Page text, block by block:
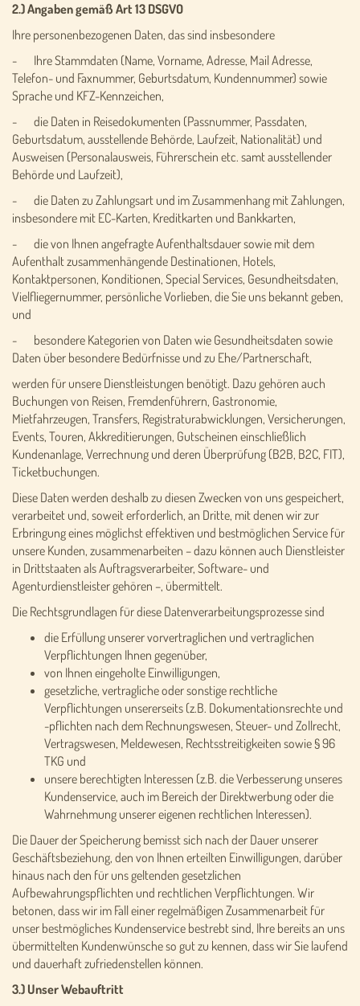
2.) Angaben gemäß Art 13 DSGVO
Ihre personenbezogenen Daten, das sind insbesondere
- Ihre Stammdaten (Name, Vorname, Adresse, Mail Adresse,
Telefon- und Faxnummer, Geburtsdatum, Kundennummer) sowie
Sprache und KFZ-Kennzeichen,
- die Daten in Reisedokumenten (Passnummer, Passdaten,
Geburtsdatum, ausstellende Behörde, Laufzeit, Nationalität) und
Ausweisen (Personalausweis, Führerschein etc. samt ausstellender
Behörde und Laufzeit),
- die Daten zu Zahlungsart und im Zusammenhang mit Zahlungen,
insbesondere mit EC-Karten, Kreditkarten und Bankkarten,
- die von Ihnen angefragte Aufenthaltsdauer sowie mit dem
Aufenthalt zusammenhängende Destinationen, Hotels,
Kontaktpersonen, Konditionen, Special Services, Gesundheitsdaten,
Vielfliegernummer, persönliche Vorlieben, die Sie uns bekannt geben,
und
- besondere Kategorien von Daten wie Gesundheitsdaten sowie
Daten über besondere Bedürfnisse und zu Ehe/Partnerschaft,
werden für unsere Dienstleistungen benötigt. Dazu gehören auch
Buchungen von Reisen, Fremdenführern, Gastronomie,
Mietfahrzeugen, Transfers, Registraturabwicklungen, Versicherungen,
Events, Touren, Akkreditierungen, Gutscheinen einschließlich
Kundenanlage, Verrechnung und deren Überprüfung (B2B, B2C, FIT),
Ticketbuchungen.
Diese Daten werden deshalb zu diesen Zwecken von uns gespeichert,
verarbeitet und, soweit erforderlich, an Dritte, mit denen wir zur
Erbringung eines möglichst effektiven und bestmöglichen Service für
unsere Kunden, zusammenarbeiten – dazu können auch Dienstleister
in Drittstaaten als Auftragsverarbeiter, Software- und
Agenturdienstleister gehören –, übermittelt.
Die Rechtsgrundlagen für diese Datenverarbeitungsprozesse sind
die Erfüllung unserer vorvertraglichen und vertraglichen
Verpflichtungen Ihnen gegenüber,
von Ihnen eingeholte Einwilligungen,
gesetzliche, vertragliche oder sonstige rechtliche
Verpflichtungen unsererseits (z.B. Dokumentationsrechte und
-pflichten nach dem Rechnungswesen, Steuer- und Zollrecht,
Vertragswesen, Meldewesen, Rechtsstreitigkeiten sowie § 96
TKG und
unsere berechtigten Interessen (z.B. die Verbesserung unseres
Kundenservice, auch im Bereich der Direktwerbung oder die
Wahrnehmung unserer eigenen rechtlichen Interessen).
Die Dauer der Speicherung bemisst sich nach der Dauer unserer
Geschäftsbeziehung, den von Ihnen erteilten Einwilligungen, darüber
hinaus nach den für uns geltenden gesetzlichen
Aufbewahrungspflichten und rechtlichen Verpflichtungen. Wir
betonen, dass wir im Fall einer regelmäßigen Zusammenarbeit für
unser bestmögliches Kundenservice bestrebt sind, Ihre bereits an uns
übermittelten Kundenwünsche so gut zu kennen, dass wir Sie laufend
und dauerhaft zufriedenstellen können.
3.) Unser Webauftritt